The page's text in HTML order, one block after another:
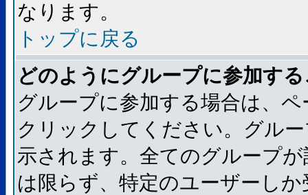
なります。
トップに戻る
どのようにグループに参加す
グループに参加する場合は、
クリックしてください。グル
示されます。全てのグループ
は限らず、特定のユーザーし